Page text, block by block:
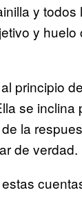
y
y huelo
principio
se inclina
la
de verdad.